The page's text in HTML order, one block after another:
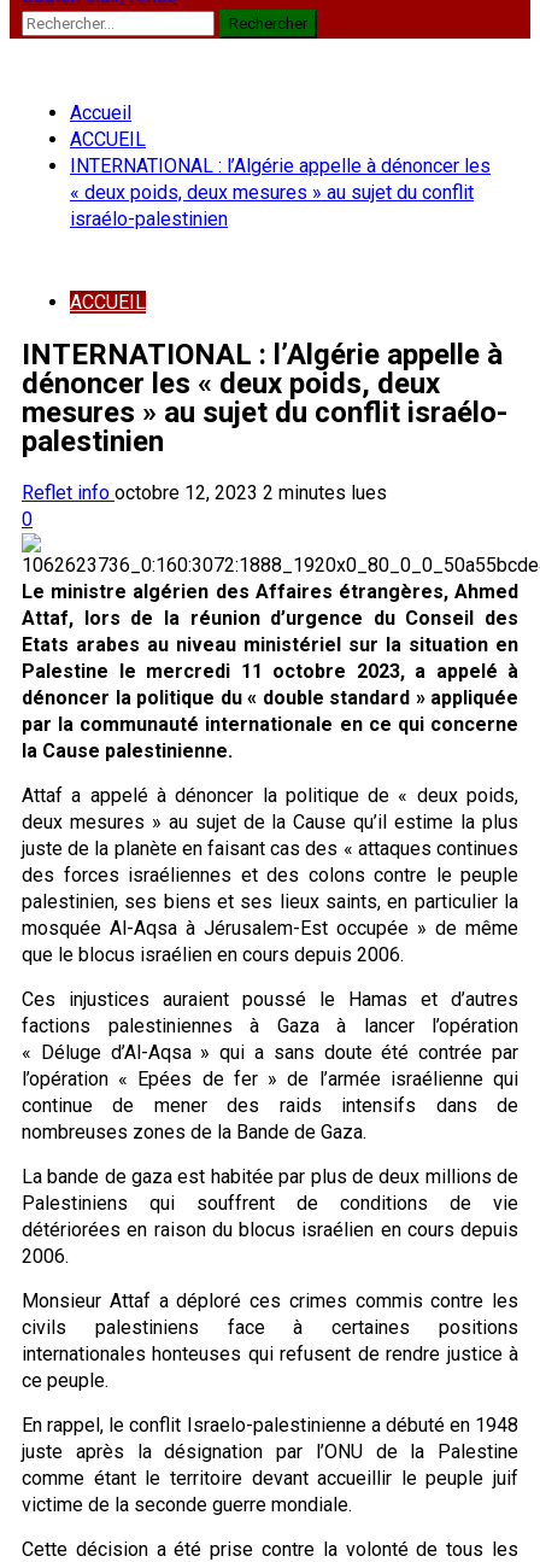
Rechercher :
Accueil
ACCUEIL
INTERNATIONAL : l’Algérie appelle à dénoncer les
« deux poids, deux mesures » au sujet du conflit
israélo-palestinien
ACCUEIL
INTERNATIONAL : l’Algérie appelle à
dénoncer les « deux poids, deux
mesures » au sujet du conflit israélo-
palestinien
Reflet info octobre 12, 2023 2 minutes lues
0
Le ministre algérien des Affaires étrangères, Ahmed
Attaf, lors de la réunion d’urgence du Conseil des
Etats arabes au niveau ministériel sur la situation en
Palestine le mercredi 11 octobre 2023, a appelé à
dénoncer la politique du « double standard » appliquée
par la communauté internationale en ce qui concerne
la Cause palestinienne.
Attaf a appelé à dénoncer la politique de « deux poids,
deux mesures » au sujet de la Cause qu’il estime la plus
juste de la planète en faisant cas des « attaques continues
des forces israéliennes et des colons contre le peuple
palestinien, ses biens et ses lieux saints, en particulier la
mosquée Al-Aqsa à Jérusalem-Est occupée » de même
que le blocus israélien en cours depuis 2006.
Ces injustices auraient poussé le Hamas et d’autres
factions palestiniennes à Gaza à lancer l’opération
« Déluge d’Al-Aqsa » qui a sans doute été contrée par
l’opération « Epées de fer » de l’armée israélienne qui
continue de mener des raids intensifs dans de
nombreuses zones de la Bande de Gaza.
La bande de gaza est habitée par plus de deux millions de
Palestiniens qui souffrent de conditions de vie
détériorées en raison du blocus israélien en cours depuis
2006.
Monsieur Attaf a déploré ces crimes commis contre les
civils palestiniens face à certaines positions
internationales honteuses qui refusent de rendre justice à
ce peuple.
En rappel, le conflit Israelo-palestinienne a débuté en 1948
juste après la désignation par l’ONU de la Palestine
comme étant le territoire devant accueillir le peuple juif
victime de la seconde guerre mondiale.
Cette décision a été prise contre la volonté de tous les